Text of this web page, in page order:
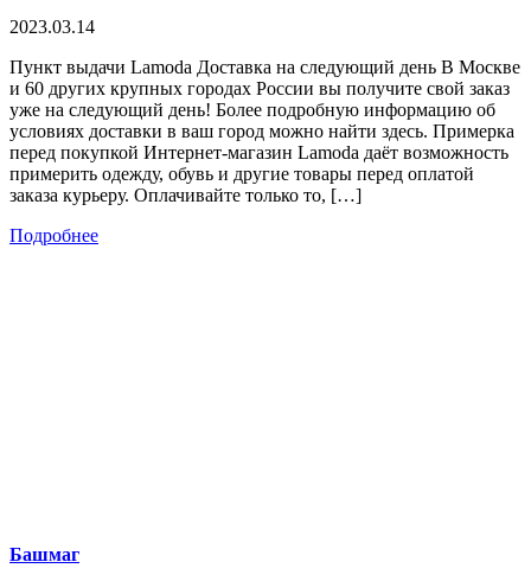
2023.03.14
Пункт выдачи Lamoda Доставка на следующий день В Москве
и 60 других крупных городах России вы получите свой заказ
уже на следующий день! Более подробную информацию об
условиях доставки в ваш город можно найти здесь. Примерка
перед покупкой Интернет-магазин Lamoda даёт возможность
примерить одежду, обувь и другие товары перед оплатой
заказа курьеру. Оплачивайте только то, […]
Подробнее
Башмаг